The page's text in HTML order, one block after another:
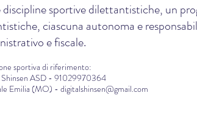
sportive dilettantistiche, un
ciascuna autonoma e
e fiscale.
sportiva di riferimento:
Shinsen ASD - 91029970364
Emilia (MO) - digitalshinsen@gmail.com